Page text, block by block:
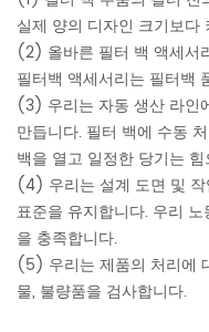
실제 양의 디자인 크기보
(2) 올바른 필터 백 액세서
필터백 액세서리는 필터백
(3) 우리는 자동 생산 라인
만듭니다. 필터 백에 수동
백을 열고 일정한 당기는
(4) 우리는 설계 도면 및
표준을 유지합니다. 우리
을 충족합니다.
(5) 우리는 제품의 처리에
물, 불량품을 검사합니다.